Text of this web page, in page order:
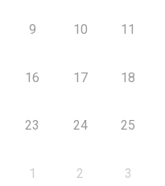
9 10 11
16 17 18
23 24 25
1 2 3